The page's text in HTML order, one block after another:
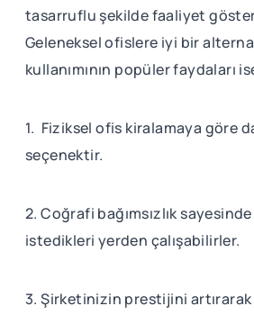
tasarruflu şekilde faaliyet
Geleneksel ofislere iyi bir
kullanımının popüler faydaları
1. Fiziksel ofis kiralamaya göre
seçenektir.
2. Coğrafi bağımsızlık
istedikleri yerden çalışabilirler.
3. Şirketinizin prestijini